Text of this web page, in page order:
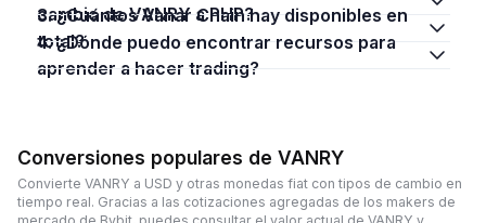
cambio de VANRY a PHP?
3. ¿Cuántos Vanar Chain hay disponibles en
total?
4. ¿Dónde puedo encontrar recursos para
aprender a hacer trading?
Conversiones populares de VANRY
Convierte VANRY a USD y otras monedas fiat con tipos de cambio en
tiempo real. Gracias a las cotizaciones agregadas de los makers de